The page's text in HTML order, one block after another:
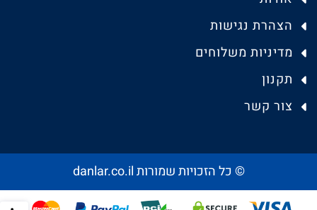
הצהרת נגישות
מדיניות משלוחים
תקנון
צור קשר
© כל הזכויות שמורות danlar.co.il